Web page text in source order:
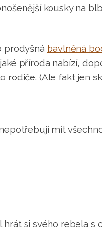
kousky na
prodyšná bavlněná
příroda nabízí,
rodiče. (Ale fakt jen
mít
si svého rebela s